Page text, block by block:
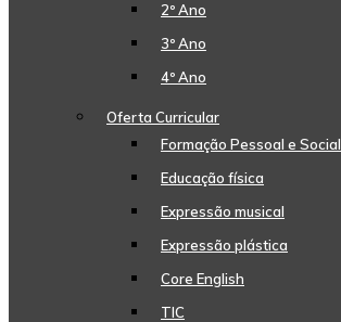
2º Ano
3º Ano
4º Ano
Oferta Curricular
Formação Pessoal e Social
Educação física
Expressão musical
Expressão plástica
Core English
TIC